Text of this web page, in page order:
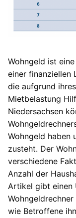
Wohngeld ist
einer finanziellen
die aufgrund
Mietbelastung
Niedersachsen
Wohngeld haben
zusteht. Der
verschiedene
Anzahl der
Artikel gibt einen
wie Betroffene